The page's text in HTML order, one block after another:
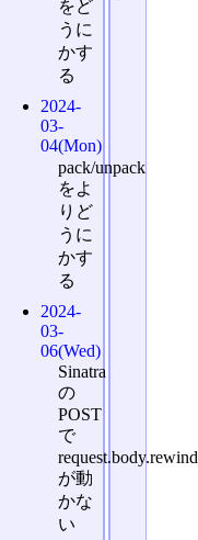
をど
うに
かす
る
2024-
03-
04(Mon)
pack/unpack
をよ
りど
うに
かす
る
2024-
03-
06(Wed)
Sinatra
の
POST
で
request.body.rewind
が動
かな
い